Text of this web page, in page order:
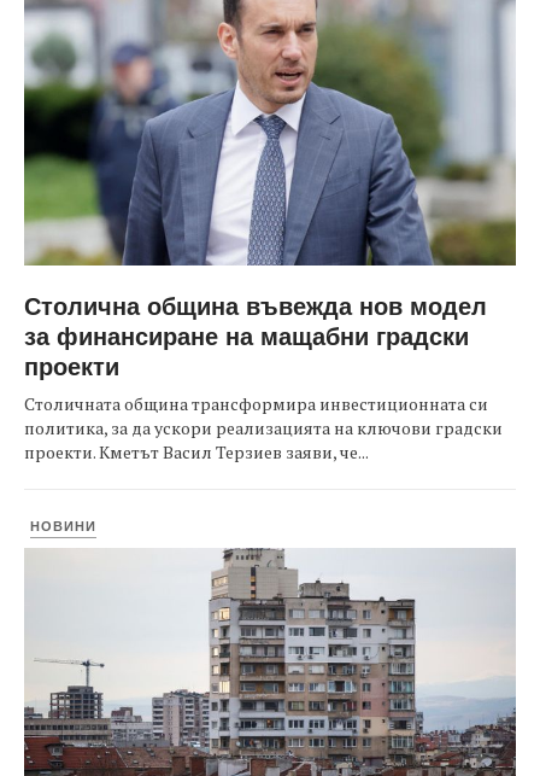
Столична община въвежда нов модел
за финансиране на мащабни градски
проекти
Столичната община трансформира инвестиционната си
политика, за да ускори реализацията на ключови градски
проекти. Кметът Васил Терзиев заяви, че...
НОВИНИ